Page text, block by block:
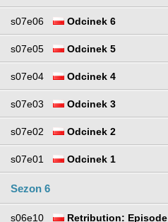
s07e06 Odcinek 6
s07e05 Odcinek 5
s07e04 Odcinek 4
s07e03 Odcinek 3
s07e02 Odcinek 2
s07e01 Odcinek 1
Sezon 6
s06e10
Retribution: Episode